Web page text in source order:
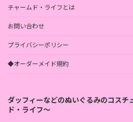
チャームド・ライフとは
お問い合わせ
プライバシーポリシー
◆オーダーメイド規約
ダッフィーなどのぬいぐるみのコスチ
ド・ライフ～